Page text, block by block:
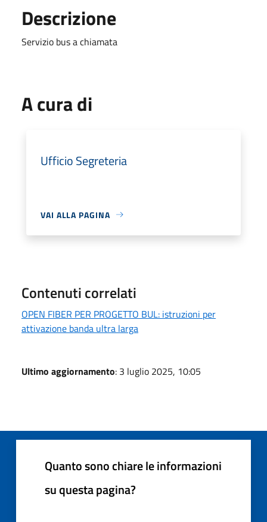
Descrizione
Servizio bus a chiamata
A cura di
Ufficio Segreteria
VAI ALLA PAGINA
Contenuti correlati
OPEN FIBER PER PROGETTO BUL: istruzioni per
attivazione banda ultra larga
Ultimo aggiornamento: 3 luglio 2025, 10:05
Quanto sono chiare le informazioni
su questa pagina?